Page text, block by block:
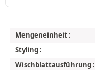
Mengeneinheit :
Styling :
Wischblattausführung :